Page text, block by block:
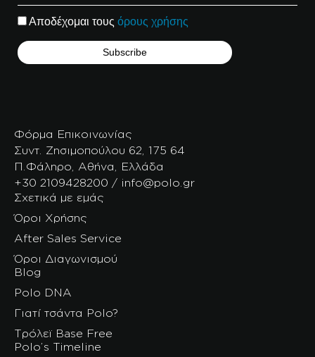
Αποδέχομαι τους όρους χρήσης
Φόρμα Επικοινωνίας
Συντ. Ζησιμοπούλου 62, 175 64
Π.Φάληρο, Αθήνα, Ελλάδα
+30 2109428200 / info@polo.gr
Σχετικά με εμάς
Όροι Χρήσης
After Sales Service
Όροι Διαγωνισμού
Blog
Polo DNA
Γιατί τσάντα Polo?
Τρόλεϊ Base Free
Polo’s Timeline